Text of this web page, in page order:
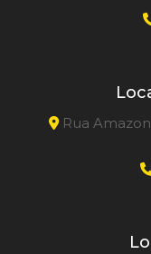
Rua